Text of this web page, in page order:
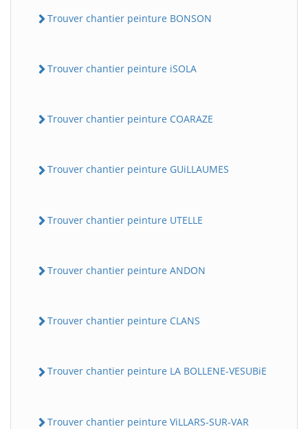
Trouver chantier peinture BONSON
Trouver chantier peinture iSOLA
Trouver chantier peinture COARAZE
Trouver chantier peinture GUiLLAUMES
Trouver chantier peinture UTELLE
Trouver chantier peinture ANDON
Trouver chantier peinture CLANS
Trouver chantier peinture LA BOLLENE-VESUBiE
Trouver chantier peinture ViLLARS-SUR-VAR